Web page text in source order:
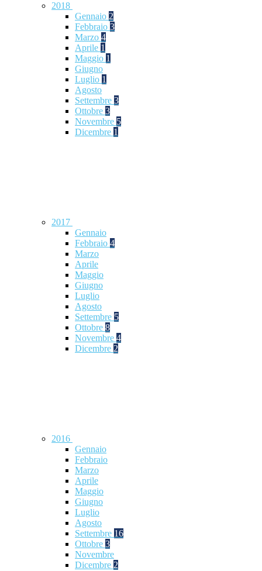
2018
Gennaio 2
Febbraio 3
Marzo 4
Aprile 1
Maggio 1
Giugno
Luglio 1
Agosto
Settembre 3
Ottobre 3
Novembre 5
Dicembre 1
2017
Gennaio
Febbraio 4
Marzo
Aprile
Maggio
Giugno
Luglio
Agosto
Settembre 5
Ottobre 8
Novembre 4
Dicembre 2
2016
Gennaio
Febbraio
Marzo
Aprile
Maggio
Giugno
Luglio
Agosto
Settembre 16
Ottobre 3
Novembre
Dicembre 2